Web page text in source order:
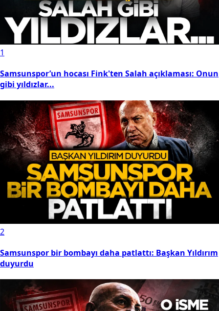
1
Samsunspor’un hocası Fink'ten Salah açıklaması: Onun
gibi yıldızlar...
2
Samsunspor bir bombayı daha patlattı: Başkan Yıldırım
duyurdu